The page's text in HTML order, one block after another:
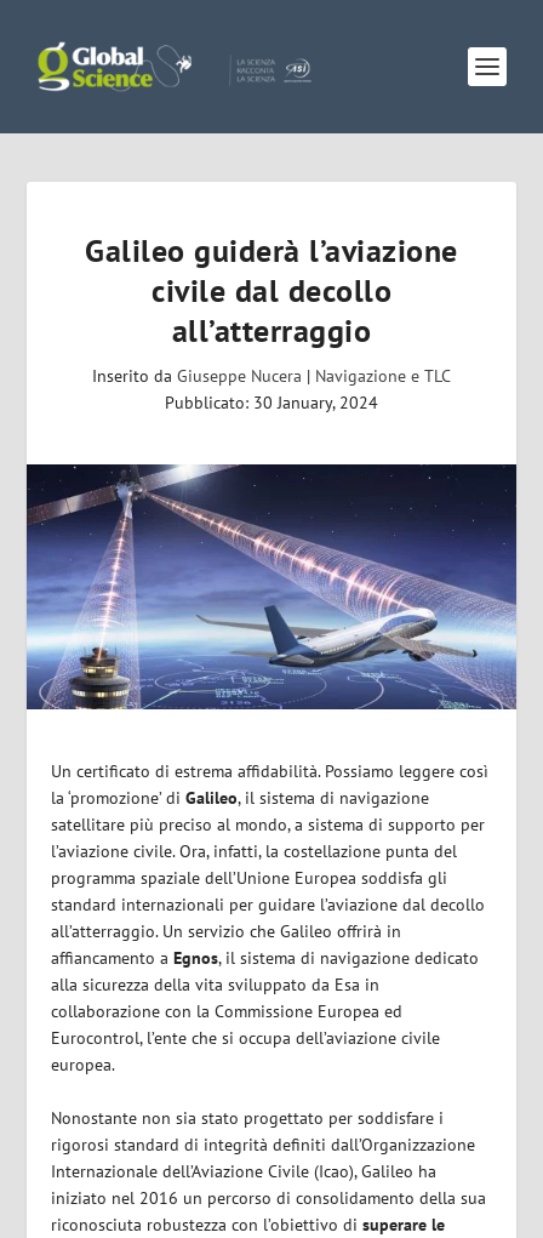
Galileo guiderà l’aviazione
civile dal decollo
all’atterraggio
Inserito da Giuseppe Nucera | Navigazione e TLC
Pubblicato: 30 January, 2024
Un certificato di estrema affidabilità. Possiamo leggere così
la ‘promozione’ diGalileo, il sistema di navigazione
satellitare più preciso al mondo, a sistema di supporto per
l’aviazione civile. Ora, infatti, la costellazione punta del
programma spaziale dell’Unione Europea soddisfa gli
standard internazionali per guidare l’aviazione dal decollo
all’atterraggio. Un servizio che Galileo offrirà in
affiancamento aEgnos, il sistema di navigazione dedicato
alla sicurezza della vita sviluppato da Esa in
collaborazione con la Commissione Europea ed
Eurocontrol, l’ente che si occupa dell’aviazione civile
europea.
Nonostante non sia stato progettato per soddisfare i
rigorosi standard di integrità definiti dall’Organizzazione
Internazionale dell’Aviazione Civile (Icao), Galileo ha
iniziato nel 2016 un percorso di consolidamento della sua
riconosciuta robustezza con l’obiettivo disuperare le